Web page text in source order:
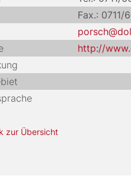
Fax.: 0711/
http://
zur Übersicht